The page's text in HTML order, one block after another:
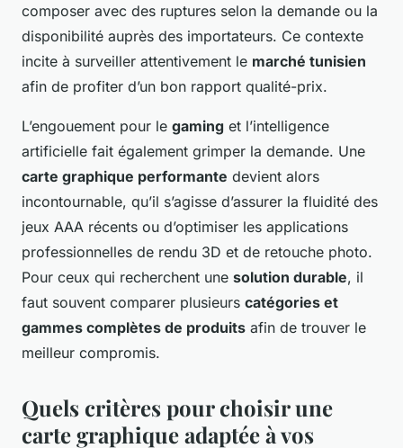
composer avec des ruptures selon la demande ou la
disponibilité auprès des importateurs. Ce contexte
incite à surveiller attentivement le marché tunisien
afin de profiter d’un bon rapport qualité-prix.
L’engouement pour le gaming et l’intelligence
artificielle fait également grimper la demande. Une
carte graphique performante devient alors
incontournable, qu’il s’agisse d’assurer la fluidité des
jeux AAA récents ou d’optimiser les applications
professionnelles de rendu 3D et de retouche photo.
Pour ceux qui recherchent une solution durable, il
faut souvent comparer plusieurs catégories et
gammes complètes de produits afin de trouver le
meilleur compromis.
Quels critères pour choisir une
carte graphique adaptée à vos